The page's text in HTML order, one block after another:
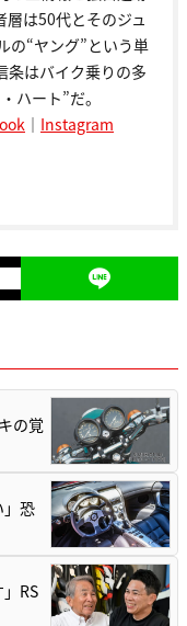
は50代とそのジュ
の“ヤング”という単
条はバイク乗りの多
ハート”だ。
｜ Instagram
の覚
」恐
RS